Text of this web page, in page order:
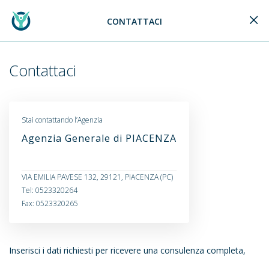
Generali Logo CONTATTACI
Contattaci
Inserisci i dati richiesti per ricevere una consulenza completa,
Stai contattando l’Agenzia
Agenzia Generale di PIACENZA
VIA EMILIA PAVESE 132, 29121, PIACENZA (PC)
Tel: 0523320264
Fax: 0523320265